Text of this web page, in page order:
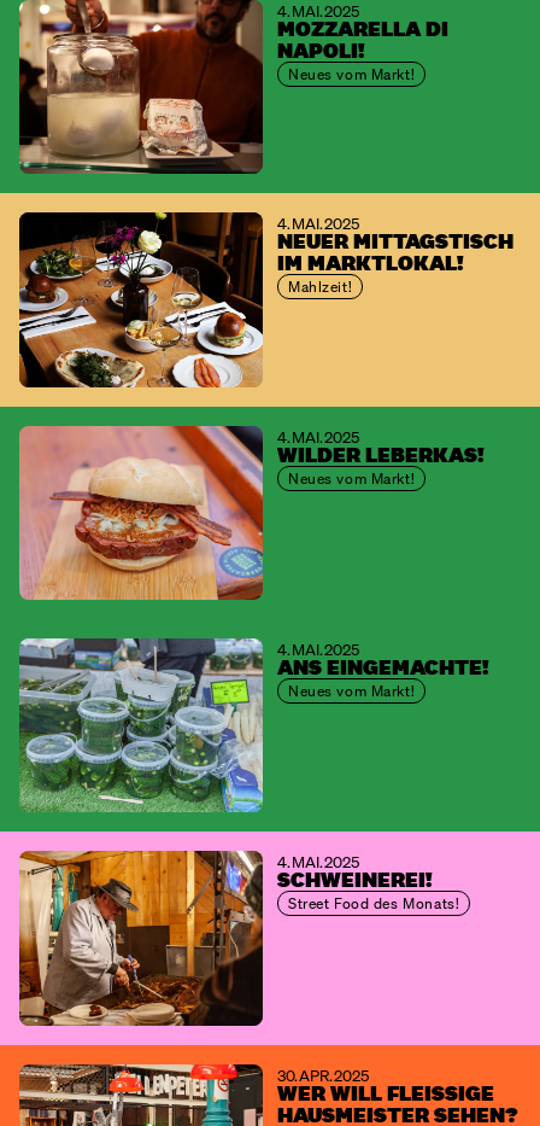
4. MAI. 2025
MOZZARELLA DI
NAPOLI!
Neues vom Markt!
4. MAI. 2025
NEUER MITTAGSTISCH
IM MARKTLOKAL!
Mahlzeit!
4. MAI. 2025
WILDER LEBERKAS!
Neues vom Markt!
4. MAI. 2025
ANS EINGEMACHTE!
Neues vom Markt!
4. MAI. 2025
SCHWEINEREI!
Street Food des Monats!
30. APR. 2025
WER WILL FLEISSIGE H
AUSMEISTER SEHEN?